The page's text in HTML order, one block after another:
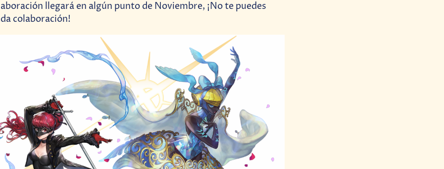
llegará en algún punto de Noviembre, ¡No te puedes
colaboración!